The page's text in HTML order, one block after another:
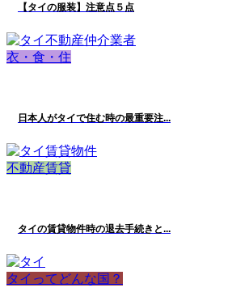
【タイの服装】注意点５点
衣・食・住
日本人がタイで住む時の最重要注...
不動産賃貸
タイの賃貸物件時の退去手続きと...
タイってどんな国？